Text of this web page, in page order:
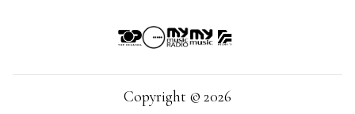
Copyright © 2026